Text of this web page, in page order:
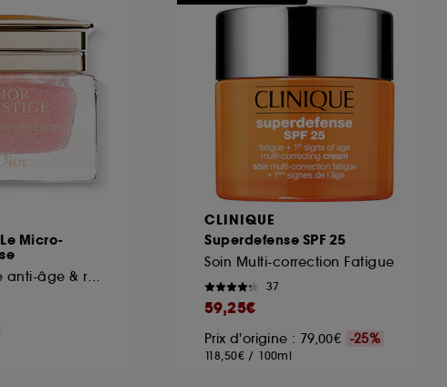
Micro-
Crème visage anti-âge & réparation
CLINIQUE
Superdefense SPF 25
Soin Multi-correction Fatigue
37
59,25€
Prix d'origine : 79,00€ -25%
118,50€ / 100ml
pouvez personnaliser vos choix concernant
accepter". Sephora pourra associer les
personnelles collectées ou générées lors
Voous pouvez à tout moment choisir
cliquez